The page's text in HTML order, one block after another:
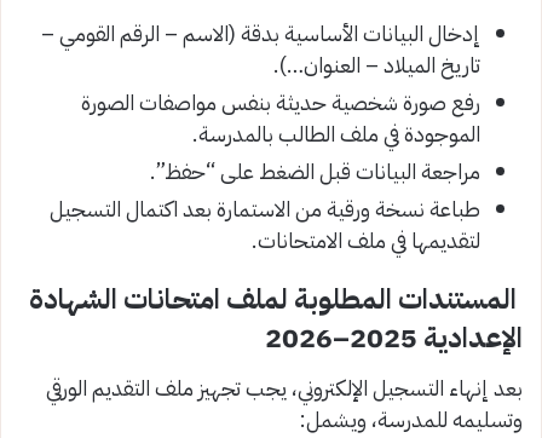
إدخال البيانات الأساسية بدقة (الاسم – الرقم القومي –
تاريخ الميلاد – العنوان…).
رفع صورة شخصية حديثة بنفس مواصفات الصورة
الموجودة في ملف الطالب بالمدرسة.
مراجعة البيانات قبل الضغط على “حفظ”.
طباعة نسخة ورقية من الاستمارة بعد اكتمال التسجيل
لتقديمها في ملف الامتحانات.
المستندات المطلوبة لملف امتحانات الشهادة
الإعدادية 2025–2026
بعد إنهاء التسجيل الإلكتروني، يجب تجهيز ملف التقديم الورقي
وتسليمه للمدرسة، ويشمل: